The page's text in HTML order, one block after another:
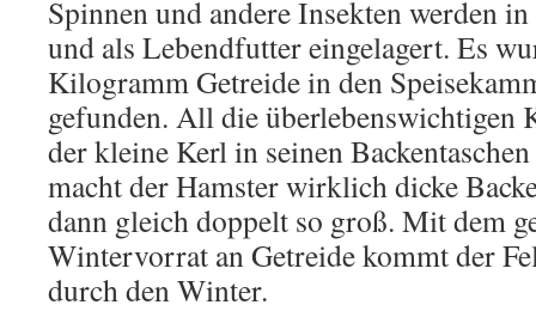
Spinnen und andere Insekten werden
und als Lebendfutter eingelagert. Es
Kilogramm Getreide in den
gefunden. All die überlebenswichtigen
der kleine Kerl in seinen
macht der Hamster wirklich dicke
dann gleich doppelt so groß. Mit dem
Wintervorrat an Getreide kommt der
durch den Winter.